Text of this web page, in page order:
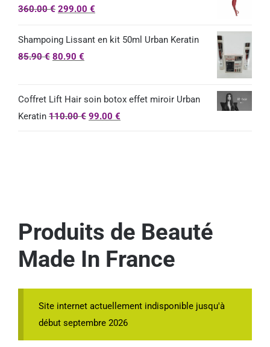
Produits de Beauté
Made In France
Site internet actuellement indisponible jusqu'à
début septembre 2026
360.00€ 299.00 €
Shampoing Lissant en kit 50ml Urban Keratin
85.90€ 80.90 €
Coffret Lift Hair soin botox effet miroir Urban
Keratin 110.00€ 99.00 €